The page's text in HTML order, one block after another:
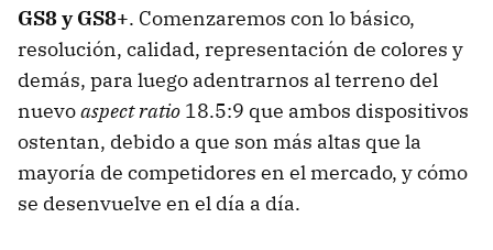
GS8 y GS8+. Comenzaremos con lo básico,
resolución, calidad, representación de colores y
demás, para luego adentrarnos al terreno del
nuevoaspect ratio 18.5:9 que ambos dispositivos
ostentan, debido a que son más altas que la
mayoría de competidores en el mercado, y cómo
se desenvuelve en el día a día.